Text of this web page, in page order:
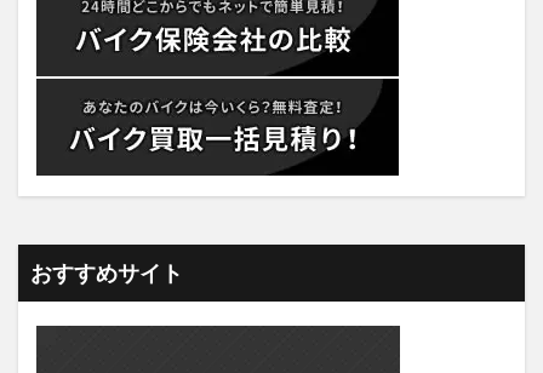
おすすめサイト